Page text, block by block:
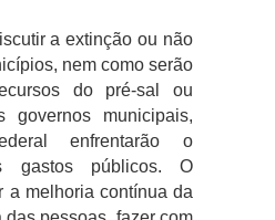
a extinção ou não
nem como serão
do pré-sal ou
governos municipais,
enfrentarão o
gastos públicos. O
a melhoria contínua da